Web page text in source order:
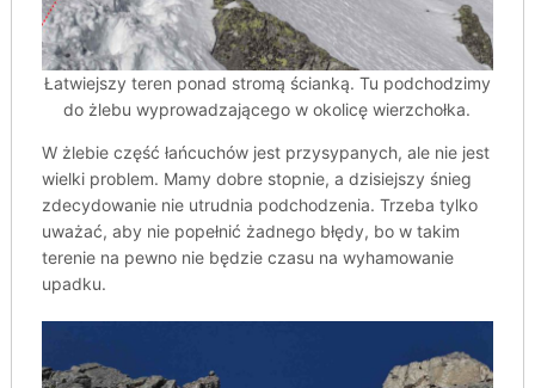
Łatwiejszy teren ponad stromą ścianką. Tu podchodzimy
do żlebu wyprowadzającego w okolicę wierzchołka.
W żlebie część łańcuchów jest przysypanych, ale nie jest
wielki problem. Mamy dobre stopnie, a dzisiejszy śnieg
zdecydowanie nie utrudnia podchodzenia. Trzeba tylko
uważać, aby nie popełnić żadnego błędy, bo w takim
terenie na pewno nie będzie czasu na wyhamowanie
upadku.